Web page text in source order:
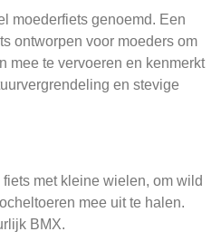
moederfiets genoemd. Een
ontworpen voor moeders om
mee te vervoeren en kenmerkt
en stevige
met kleine wielen, om wild
mee uit te halen.
BMX.